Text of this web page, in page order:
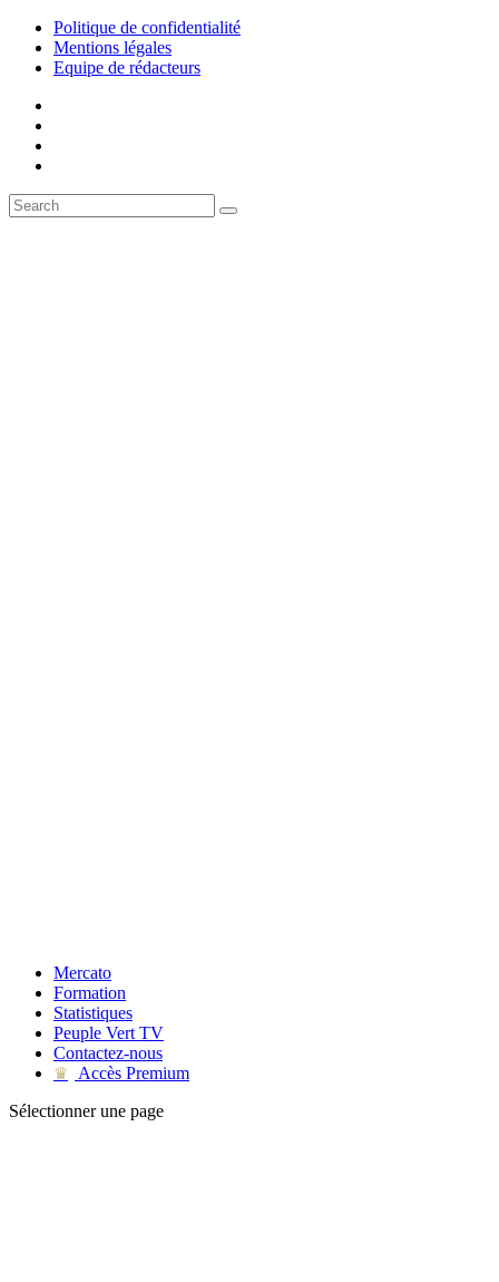
Politique de confidentialité
Mentions légales
Equipe de rédacteurs
Mercato
Formation
Statistiques
Peuple Vert TV
Contactez-nous
♛
Accès Premium
Sélectionner une page